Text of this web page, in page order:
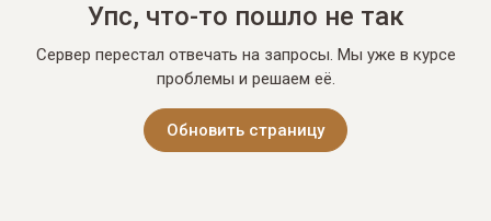
Упс, что-то пошло не так
Сервер перестал отвечать на запросы. Мы уже в курсе
проблемы и решаем её.
Обновить страницу